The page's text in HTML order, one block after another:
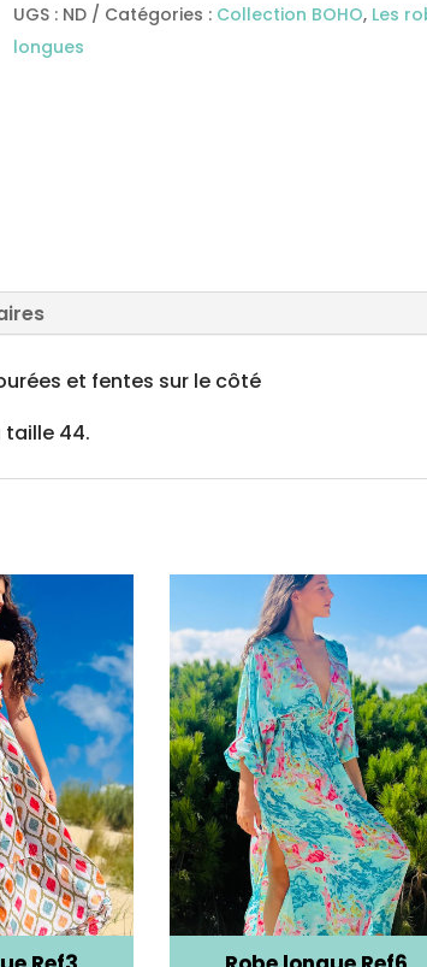
longue
Ref6
UGS : ND Catégories : Collection BOHO, Les
longues
et fentes sur le côté
taille 44.